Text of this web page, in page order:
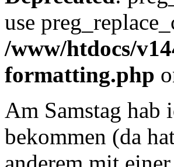
use
/www/htdocs/
formatting.php
Am Samstag hab
bekommen (da